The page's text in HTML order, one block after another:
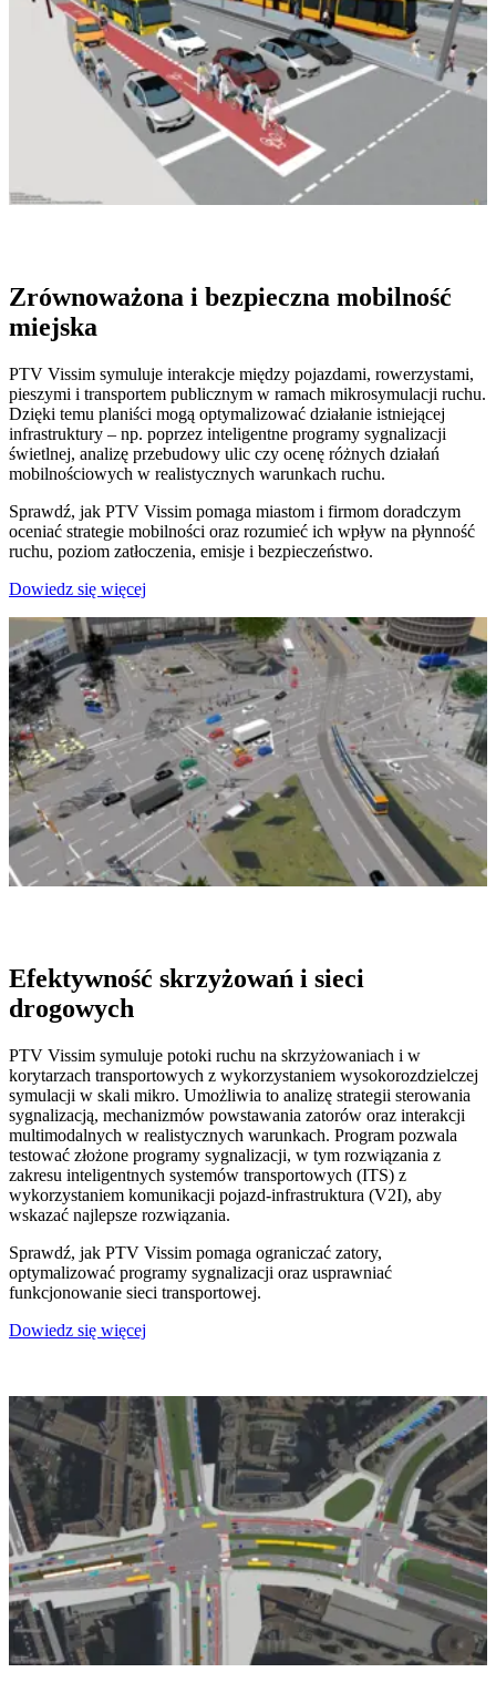
Zrównoważona i bezpieczna mobilność
miejska
PTV Vissim symuluje interakcje między pojazdami, rowerzystami,
pieszymi i transportem publicznym w ramach mikrosymulacji ruchu.
Dzięki temu planiści mogą optymalizować działanie istniejącej
infrastruktury – np. poprzez inteligentne programy sygnalizacji
świetlnej, analizę przebudowy ulic czy ocenę różnych działań
mobilnościowych w realistycznych warunkach ruchu.
Sprawdź, jak PTV Vissim pomaga miastom i firmom doradczym
oceniać strategie mobilności oraz rozumieć ich wpływ na płynność
ruchu, poziom zatłoczenia, emisje i bezpieczeństwo.
Dowiedz się więcej
Efektywność skrzyżowań i sieci
drogowych
PTV Vissim symuluje potoki ruchu na skrzyżowaniach i w
korytarzach transportowych z wykorzystaniem wysokorozdzielczej
symulacji w skali mikro. Umożliwia to analizę strategii sterowania
sygnalizacją, mechanizmów powstawania zatorów oraz interakcji
multimodalnych w realistycznych warunkach. Program pozwala
testować złożone programy sygnalizacji, w tym rozwiązania z
zakresu inteligentnych systemów transportowych (ITS) z
wykorzystaniem komunikacji pojazd-infrastruktura (V2I), aby
wskazać najlepsze rozwiązania.
Sprawdź, jak PTV Vissim pomaga ograniczać zatory,
optymalizować programy sygnalizacji oraz usprawniać
funkcjonowanie sieci transportowej.
Dowiedz się więcej